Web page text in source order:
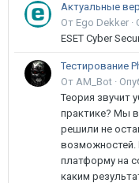
Актуальные
От Ego Dekker ·
ESET Cyber
От AM_Bot ·
Теория звучит
практике? Мы
решили не
возможностей.
платформу на
каким